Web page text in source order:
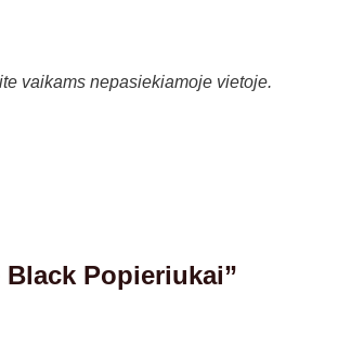
vaikams nepasiekiamoje vietoje.
Popieriukai”